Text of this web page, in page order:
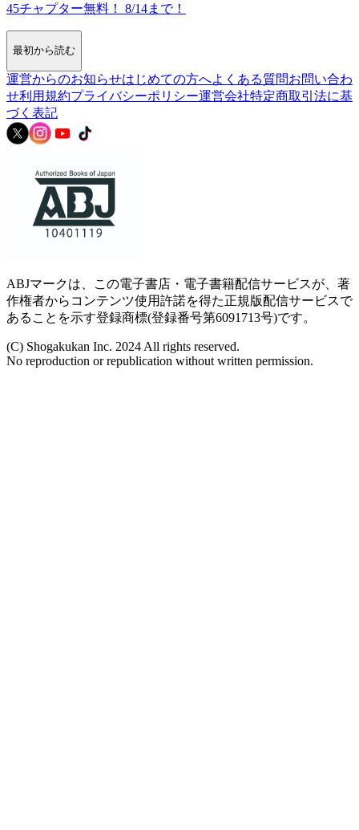
45チャプター無料！ 8/14まで！
最初から読む
運営からのお知らせはじめての方へよくある質問お問い合わ
せ利用規約プライバシーポリシー運営会社特定商取引法に基
づく表記
ABJマークは、この電子書店・電子書籍配信サービスが、著
作権者からコンテンツ使用許諾を得た正規版配信サービスで
あることを示す登録商標(登録番号第6091713号)です。
(C) Shogakukan Inc. 2024 All rights reserved.
No reproduction or republication without written permission.